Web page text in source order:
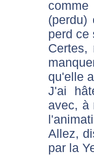
perd ce
qu'elle
J'ai
avec, à
Allez,
par la